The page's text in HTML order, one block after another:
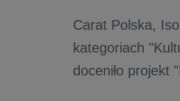
Carat Polska,
kategoriach
doceniło projekt